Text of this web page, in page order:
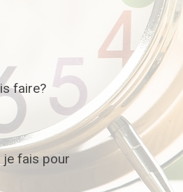
faire?
je fais pour